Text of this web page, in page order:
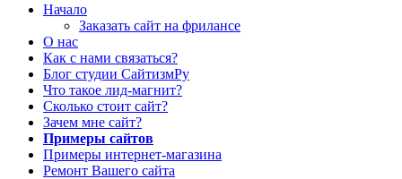
Начало
Заказать сайт на фрилансе
О нас
Как с нами связаться?
Блог студии СайтизмРу
Что такое лид-магнит?
Сколько стоит сайт?
Зачем мне сайт?
Примеры сайтов
Примеры интернет-магазина
Ремонт Вашего сайта